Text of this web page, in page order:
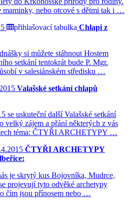
maminky, nebo otcové s dětmi tak i …
přihlašovací tabulka Chlapi z
si můžete stáhnout Hostem
setkání tentokrát bude P. Mgr.
v salesiánském středisku …
Valašské setkání chlapů
se uskuteční další Valašské setkání
velký zájem a přání některých z vás
téma: ČTYŘI ARCHETYPY …
ČTYŘI ARCHETYPY
je skrytý kus Bojovníka, Mudrce,
projevují tyto odvěké archetypy
čím jsou přínosem nebo …